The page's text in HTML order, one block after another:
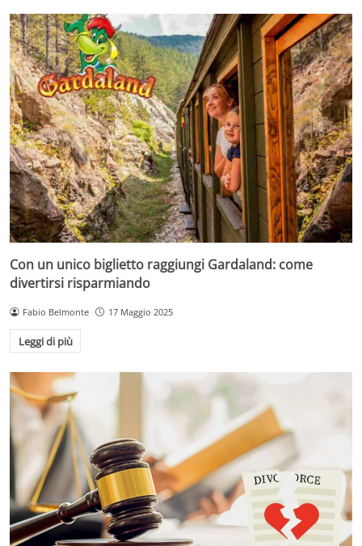
Con un unico biglietto raggiungi Gardaland: come
divertirsi risparmiando
Fabio Belmonte 17 Maggio 2025
Leggi di più